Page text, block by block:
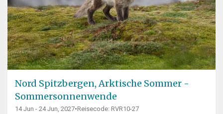
Nord Spitzbergen, Arktische Sommer -
Sommersonnenwende
14 Jun - 24 Jun, 2027•Reisecode: RVR10-27